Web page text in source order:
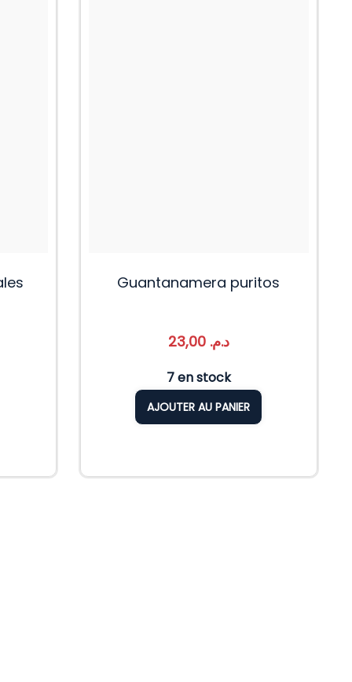
Guantanamera puritos
د.م. 23,00
7 en stock
AJOUTER AU PANIER